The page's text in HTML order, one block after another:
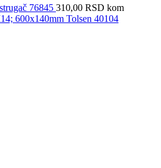
76845 310,00 RSD kom
600x140mm Tolsen 40104